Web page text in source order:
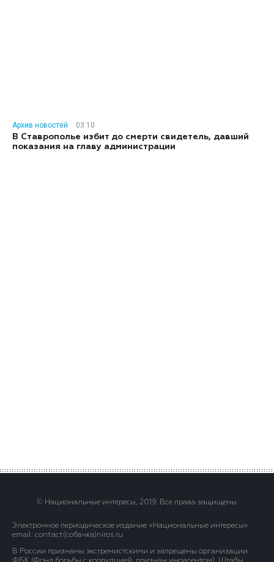
Архив новостей
03:10
В Ставрополье избит до смерти свидетель, давший
показания на главу администрации
© Национальные интересы, 2019. Все права защищены.
Электронное периодическое издание «Национальные интересы» .
email: contact(сoбaчка)niros.ru
В России признаны экстремистскими и запрещены организации